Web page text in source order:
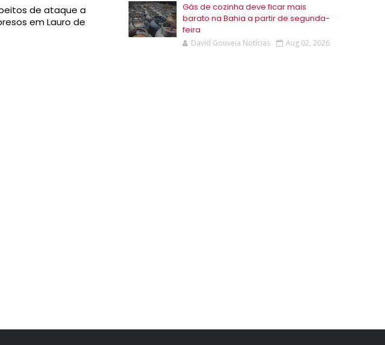
de ataque a
em Lauro de
Gás de cozinha deve ficar mais
barato na Bahia a partir de segunda-
feira
David Gouveia Notícias Aug 02, 2026